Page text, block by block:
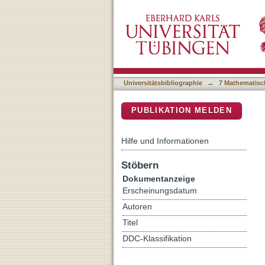
Gephyrin Clustering
Universitätsbibliographie → 7
PUBLIKATION MELDEN
Hilfe und Informationen
Stöbern
Dokumentanzeige
Erscheinungsdatum
Autoren
Titel
DDC-Klassifikation